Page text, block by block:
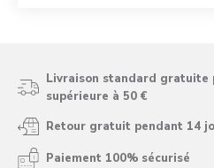
Livraison standard gratuite
supérieure à 50 €
Retour gratuit pendant 14
Paiement 100% sécurisé